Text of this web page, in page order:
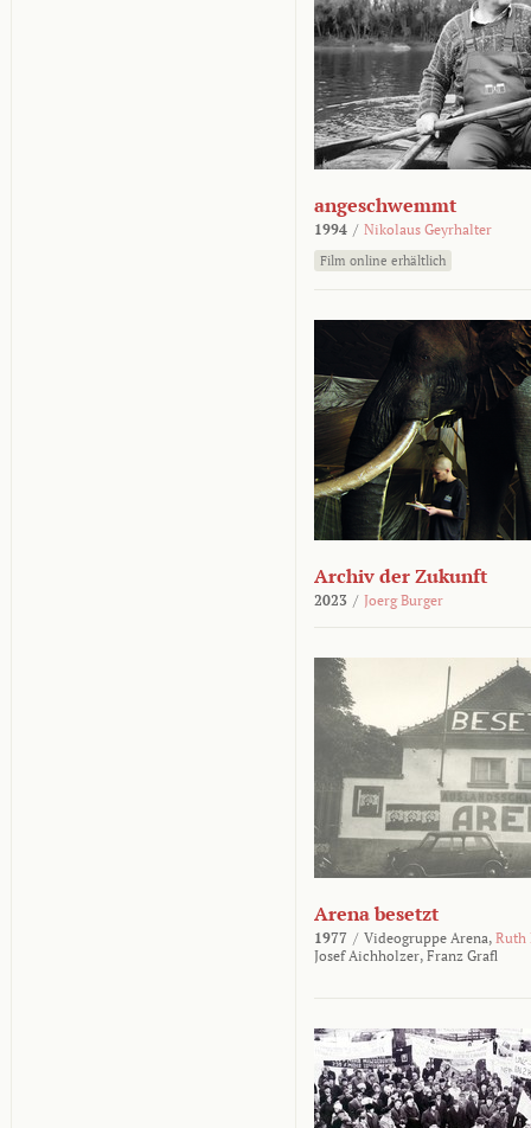
angeschwemmt
1994 / Nikolaus Geyrhalter
Film online erhältlich
Archiv der Zukunft
2023 / Joerg Burger
Arena besetzt
1977 / Videogruppe Arena, Ruth
Josef Aichholzer, Franz Grafl